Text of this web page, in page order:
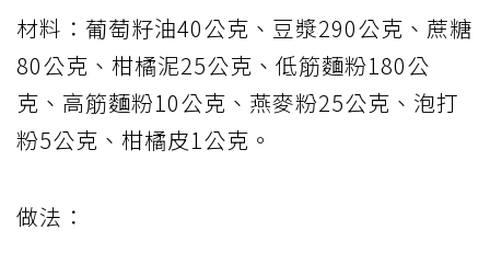
材料：葡萄籽油40公克、豆漿290公克、蔗糖
80公克、柑橘泥25公克、低筋麵粉180公
克、高筋麵粉10公克、燕麥粉25公克、泡打
粉5公克、柑橘皮1公克。
做法：